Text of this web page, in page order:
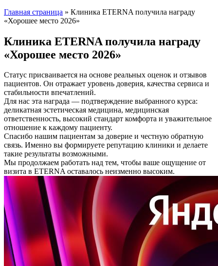
Главная страница » Клиника ETERNA получила награду
«Хорошее место 2026»
Клиника ETERNA получила награду
«Хорошее место 2026»
Статус присваивается на основе реальных оценок и отзывов
пациентов. Он отражает уровень доверия, качества сервиса и
стабильности впечатлений.
Для нас эта награда — подтверждение выбранного курса:
деликатная эстетическая медицина, медицинская
ответственность, высокий стандарт комфорта и уважительное
отношение к каждому пациенту.
Спасибо нашим пациентам за доверие и честную обратную
связь. Именно вы формируете репутацию клиники и делаете
такие результаты возможными.
Мы продолжаем работать над тем, чтобы ваше ощущение от
визита в ETERNA оставалось неизменно высоким.